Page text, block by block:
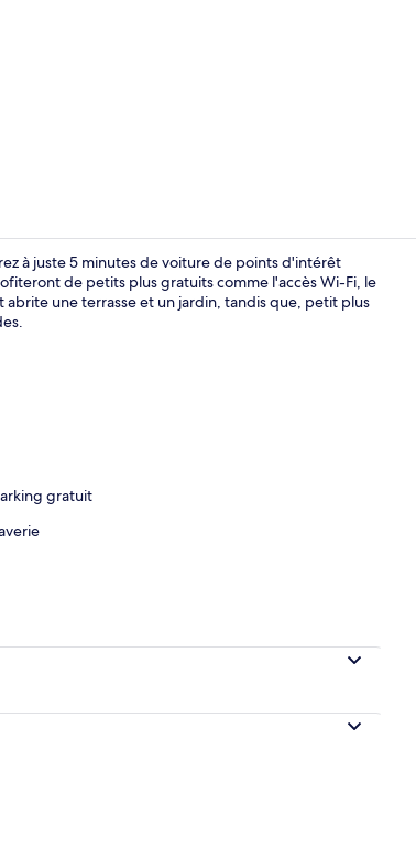
à juste 5 minutes de voiture de points d'intérêt
de petits plus gratuits comme l'accès Wi-Fi, le
une terrasse et un jardin, tandis que, petit plus
gratuit